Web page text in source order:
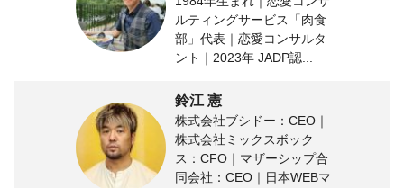
ルティングサービス「肉食
部」代表｜恋愛コンサルタ
ント｜2023年 JADP認...
鈴江 憲
株式会社ブシドー：CEO｜
株式会社ミックスボック
ス：CFO｜マザーシップ合
同会社：CEO｜日本WEBマ